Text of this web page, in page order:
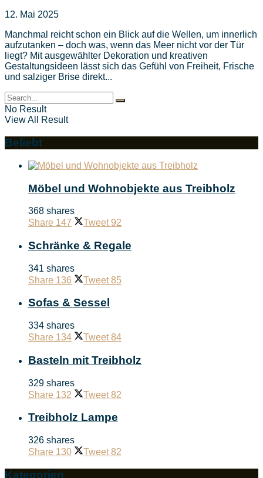
12. Mai 2025
Manchmal reicht schon ein Blick auf die Wellen, um innerlich
aufzutanken – doch was, wenn das Meer nicht vor der Tür
liegt? Mit ausgewählter Dekoration und kreativen
Gestaltungsideen lässt sich das Gefühl von Freiheit, Frische
und salziger Brise direkt...
No Result
View All Result
Beliebt
Möbel und Wohnobjekte aus Treibholz
368 shares
Share 147 Tweet 92
Schränke & Regale
341 shares
Share 136 Tweet 85
Sofas & Sessel
334 shares
Share 134 Tweet 84
Basteln mit Treibholz
329 shares
Share 132 Tweet 82
Treibholz Lampe
326 shares
Share 130 Tweet 82
Kategorien